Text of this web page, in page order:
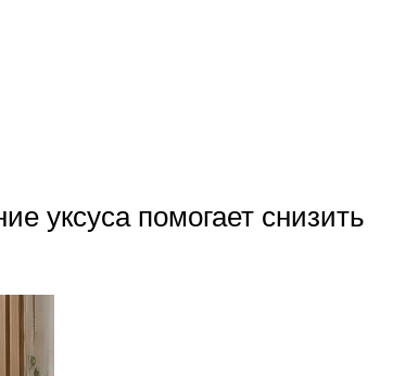
уксуса помогает снизить